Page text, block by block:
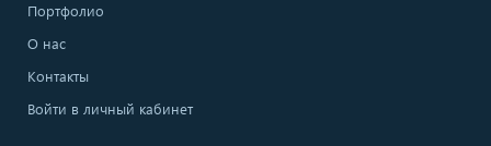
Портфолио
О нас
Контакты
Войти в личный кабинет